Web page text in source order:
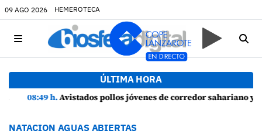
09 AGO 2026 HEMEROTECA
ÚLTIMA HORA
08:49 h.Avistados pollos jóvenes de corredor sahariano y episodios de cortejo de hubara cerca del rally de Lanzarote
NATACION AGUAS ABIERTAS